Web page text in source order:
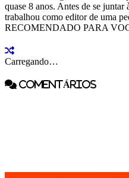
quase 8 anos. Antes de se
trabalhou como editor de uma
RECOMENDADO PARA
Carregando…
COMENTÁRIOS